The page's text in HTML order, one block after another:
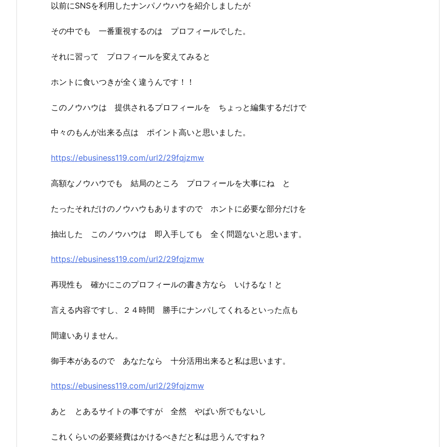
以前にSNSを利用したナンパノウハウを紹介しましたが
その中でも 一番重視するのは プロフィールでした。
それに習って プロフィールを変えてみると
ホントに食いつきが全く違うんです！！
このノウハウは 提供されるプロフィールを ちょっと編集するだけで
中々のもんが出来る点は ポイント高いと思いました。
https://ebusiness119.com/url2/29fqjzmw
高額なノウハウでも 結局のところ プロフィールを大事にね と
たったそれだけのノウハウもありますので ホントに必要な部分だけを
抽出した このノウハウは 即入手しても 全く問題ないと思います。
https://ebusiness119.com/url2/29fqjzmw
再現性も 確かにこのプロフィールの書き方なら いけるな！と
言える内容ですし、２４時間 勝手にナンパしてくれるといった点も
間違いありません。
御手本があるので あなたなら 十分活用出来ると私は思います。
https://ebusiness119.com/url2/29fqjzmw
あと とあるサイトの事ですが 全然 やばい所でもないし
これくらいの必要経費はかけるべきだと私は思うんですね？